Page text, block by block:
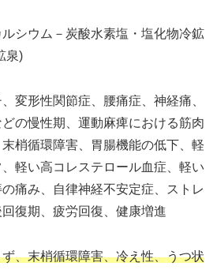
シウム－炭酸水素塩・塩化物冷鉱
泉)
変形性関節症、腰痛症、神経痛、
の慢性期、運動麻痺における筋肉
梢循環障害、胃腸機能の低下、軽
軽い高コレステロール血症、軽い
痛み、自律神経不安定症、ストレ
復期、疲労回復、健康増進
、末梢循環障害、冷え性、うつ状